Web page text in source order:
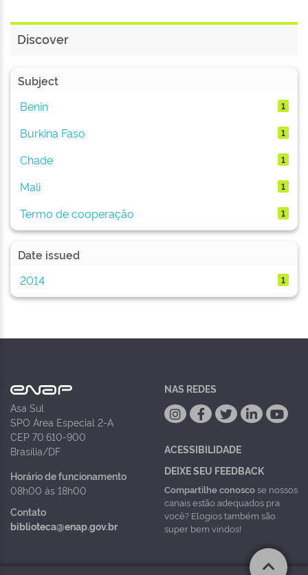
Discover
Subject
Benin
1
Burkina Faso 1
Chade 1
Mali 1
Termo de cooperação 1
Date issued
2014
1
Asa Sul
SPO Área Especial 2-A
CEP 70.610-900
Brasília/DF
Horário de funcionamento
08h00 às 18h00
Contato
biblioteca@enap.gov.br
NAS REDES
ACESSIBILIDADE
DEIXE SEU FEEDBACK
Compartilhe conoscose nossos
canais estão adequados pra
você? Elogios também são
super bem vindos!